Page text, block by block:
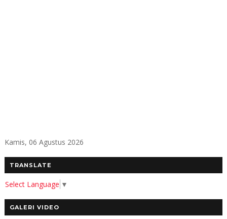
Kamis, 06 Agustus 2026
TRANSLATE
Select Language ▼
GALERI VIDEO